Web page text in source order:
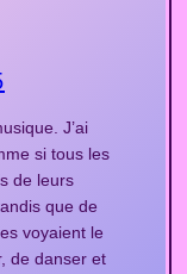
J’ai
si tous les
de leurs
que de
voyaient le
de danser et